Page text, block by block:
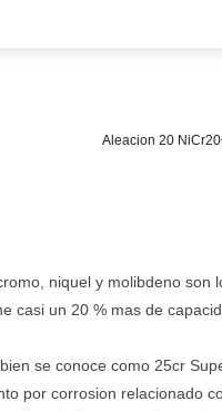
Aleacion 20
niquel y molibdeno son
casi un 20 % mas de
se conoce como 25cr
por corrosion relacionado